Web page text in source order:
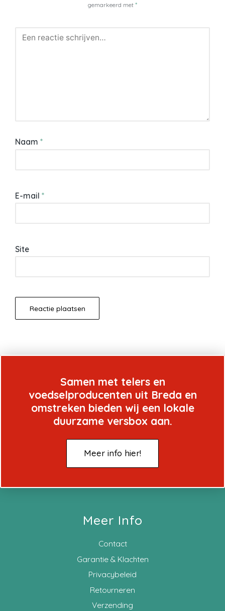
gemarkeerd met *
Naam *
E-mail *
Site
Samen met telers en
voedselproducenten uit Breda en
omstreken bieden wij een lokale
duurzame versbox aan.
Meer info hier!
Meer Info
Contact
Garantie & Klachten
Privacybeleid
Retourneren
Verzending